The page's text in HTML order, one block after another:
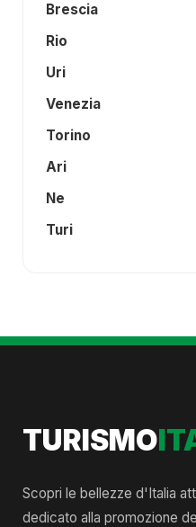
Brescia
Rio
Uri
Venezia
Torino
Ari
Ne
Turi
TURISMO
Scopri le bellezze d'Italia
dedicato alla promozione